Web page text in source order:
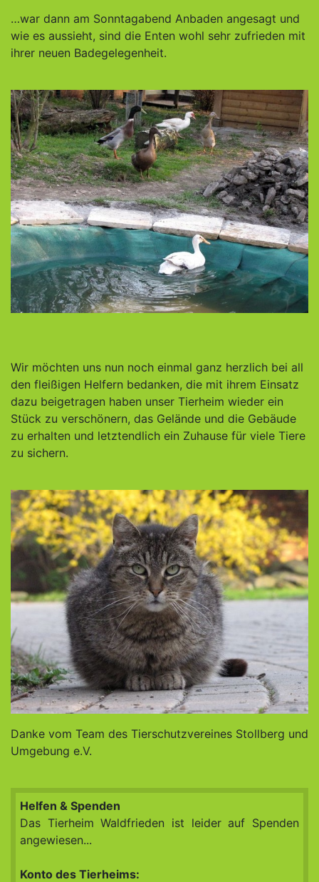
…war dann am Sonntagabend Anbaden angesagt und
wie es aussieht, sind die Enten wohl sehr zufrieden mit
ihrer neuen Badegelegenheit.
Wir möchten uns nun noch einmal ganz herzlich bei all
den fleißigen Helfern bedanken, die mit ihrem Einsatz
dazu beigetragen haben unser Tierheim wieder ein
Stück zu verschönern, das Gelände und die Gebäude
zu erhalten und letztendlich ein Zuhause für viele Tiere
zu sichern.
Danke vom Team des Tierschutzvereines Stollberg und
Umgebung e.V.
Helfen & Spenden
Das Tierheim Waldfrieden ist leider auf Spenden
angewiesen...
Konto des Tierheims: